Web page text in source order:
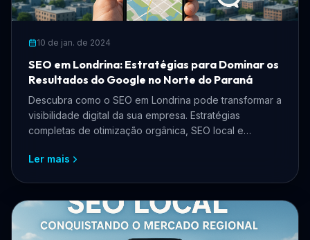
10 de jan. de 2024
SEO em Londrina: Estratégias para Dominar os
Resultados do Google no Norte do Paraná
Descubra como o SEO em Londrina pode transformar a
visibilidade digital da sua empresa. Estratégias
completas de otimização orgânica, SEO local e
Ler mais